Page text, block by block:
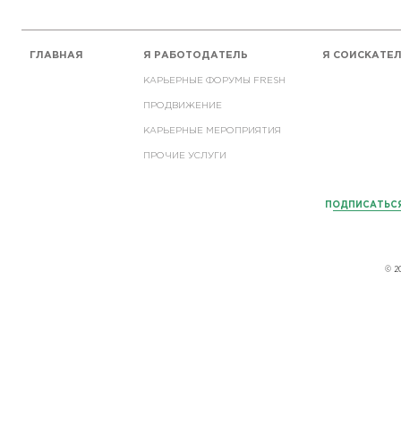
ГЛАВНАЯ Я РАБОТОДАТЕЛЬ
КАРЬЕРНЫЕ ФОРУМЫ FRESH
ПРОДВИЖЕНИЕ
КАРЬЕРНЫЕ МЕРОПРИЯТИЯ
ПРОЧИЕ УСЛУГИ
Я
©